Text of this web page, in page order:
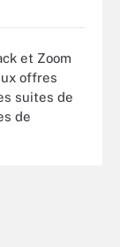
et Zoom
offres
suites de
de